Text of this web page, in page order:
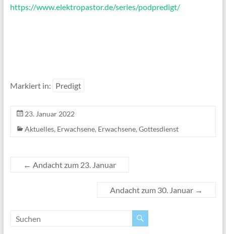
https://www.elektropastor.de/series/podpredigt/
Markiert in: Predigt
23. Januar 2022
Aktuelles, Erwachsene, Erwachsene, Gottesdienst
← Andacht zum 23. Januar
Andacht zum 30. Januar →